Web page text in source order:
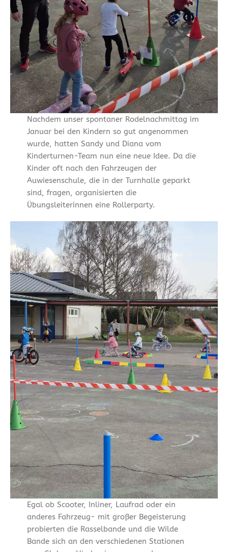
Nachdem unser spontaner Rodelnachmittag im
Januar bei den Kindern so gut angenommen
wurde, hatten Sandy und Diana vom
Kinderturnen-Team nun eine neue Idee. Da die
Kinder oft nach den Fahrzeugen der
Auwiesenschule, die in der Turnhalle geparkt
sind, fragen, organisierten die
Übungsleiterinnen eine Rollerparty.
Egal ob Scooter, Inliner, Laufrad oder ein
anderes Fahrzeug- mit großer Begeisterung
probierten die Rasselbande und die Wilde
Bande sich an den verschiedenen Stationen